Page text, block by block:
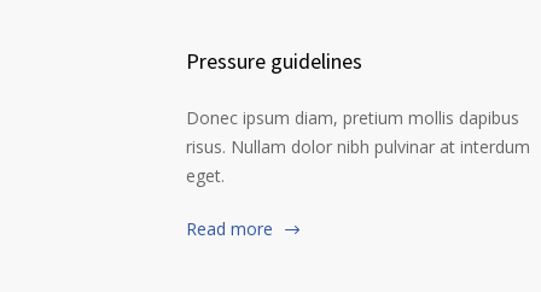
Pressure guidelines
Donec ipsum diam, pretium mollis dapibus
risus. Nullam dolor nibh pulvinar at interdum
eget.
Read more